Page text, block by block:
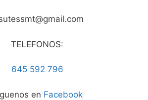
TELEFONOS:
645 592 796
en Facebook